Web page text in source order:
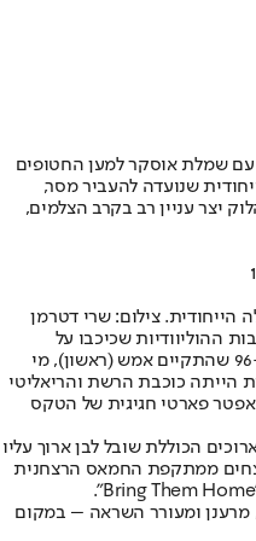
שמלת אוסקר למען החטופים
שנועדה להעביר מסר,
יצר עניין רב בקרב הצלמים,
הייחודית. צילום: שרי דטרמן
ההוליוודיות שכיכבו על
השטיח האדום בטקס פרסי האוסקר ה-96 שהתקיים אמש (ראשון), מי
הייתה כוכבת הרשת והריאליטי
פארטי חגיגית של הטקס
הכוללת שובל לבן ארוך עליו
ממתקפת החמאס הרצחנית
מרענן ומעורר השראה – במקום